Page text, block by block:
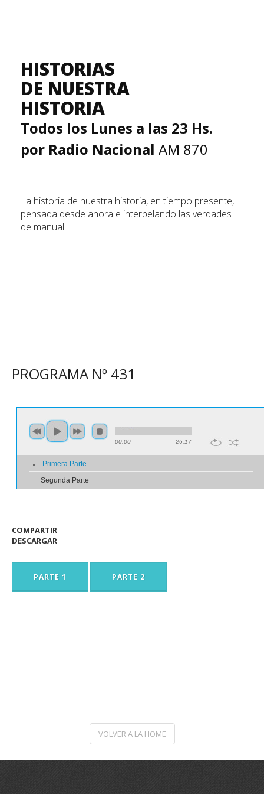
HISTORIAS
DE NUESTRA
HISTORIA
Todos los Lunes a las 23 Hs.
por Radio Nacional AM 870
La historia de nuestra historia, en tiempo presente,
pensada desde ahora e interpelando las verdades
de manual.
PROGRAMA Nº 431
COMPARTIR
DESCARGAR
PARTE 1 PARTE 2
VOLVER A LA HOME